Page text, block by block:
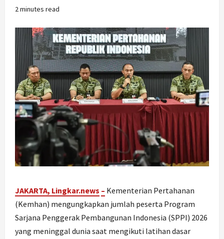
2 minutes read
JAKARTA, Lingkar.news – Kementerian Pertahanan
(Kemhan) mengungkapkan jumlah peserta Program
Sarjana Penggerak Pembangunan Indonesia (SPPI) 2026
yang meninggal dunia saat mengikuti latihan dasar